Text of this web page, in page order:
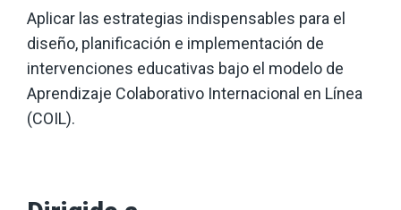
Aplicar las estrategias indispensables para el
diseño, planificación e implementación de
intervenciones educativas bajo el modelo de
Aprendizaje Colaborativo Internacional en Línea
(COIL).